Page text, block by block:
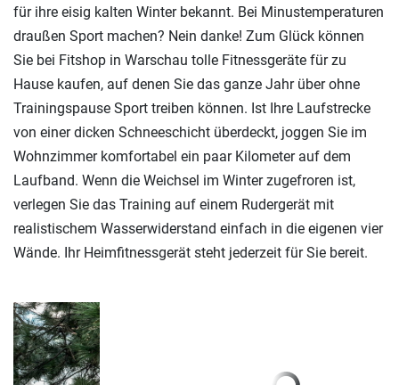
für ihre eisig kalten Winter bekannt. Bei Minustemperaturen
draußen Sport machen? Nein danke! Zum Glück können
Sie bei Fitshop in Warschau tolle Fitnessgeräte für zu
Hause kaufen, auf denen Sie das ganze Jahr über ohne
Trainingspause Sport treiben können. Ist Ihre Laufstrecke
von einer dicken Schneeschicht überdeckt, joggen Sie im
Wohnzimmer komfortabel ein paar Kilometer auf dem
Laufband. Wenn die Weichsel im Winter zugefroren ist,
verlegen Sie das Training auf einem Rudergerät mit
realistischem Wasserwiderstand einfach in die eigenen vier
Wände. Ihr Heimfitnessgerät steht jederzeit für Sie bereit.